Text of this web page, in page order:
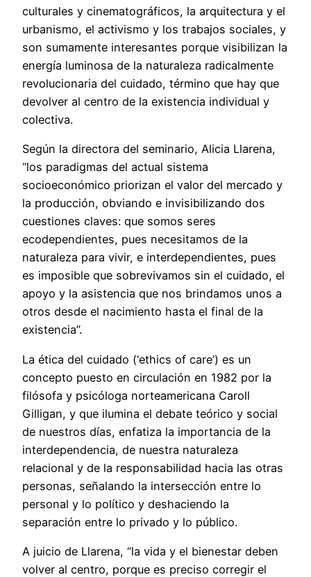
culturales y cinematográficos, la arquitectura y el
urbanismo, el activismo y los trabajos sociales, y
son sumamente interesantes porque visibilizan la
energía luminosa de la naturaleza radicalmente
revolucionaria del cuidado, término que hay que
devolver al centro de la existencia individual y
colectiva.
Según la directora del seminario, Alicia Llarena,
“los paradigmas del actual sistema
socioeconómico priorizan el valor del mercado y
la producción, obviando e invisibilizando dos
cuestiones claves: que somos seres
ecodependientes, pues necesitamos de la
naturaleza para vivir, e interdependientes, pues
es imposible que sobrevivamos sin el cuidado, el
apoyo y la asistencia que nos brindamos unos a
otros desde el nacimiento hasta el final de la
existencia”.
La ética del cuidado (‘ethics of care’) es un
concepto puesto en circulación en 1982 por la
filósofa y psicóloga norteamericana Caroll
Gilligan, y que ilumina el debate teórico y social
de nuestros días, enfatiza la importancia de la
interdependencia, de nuestra naturaleza
relacional y de la responsabilidad hacia las otras
personas, señalando la intersección entre lo
personal y lo político y deshaciendo la
separación entre lo privado y lo público.
A juicio de Llarena, “la vida y el bienestar deben
volver al centro, porque es preciso corregir el